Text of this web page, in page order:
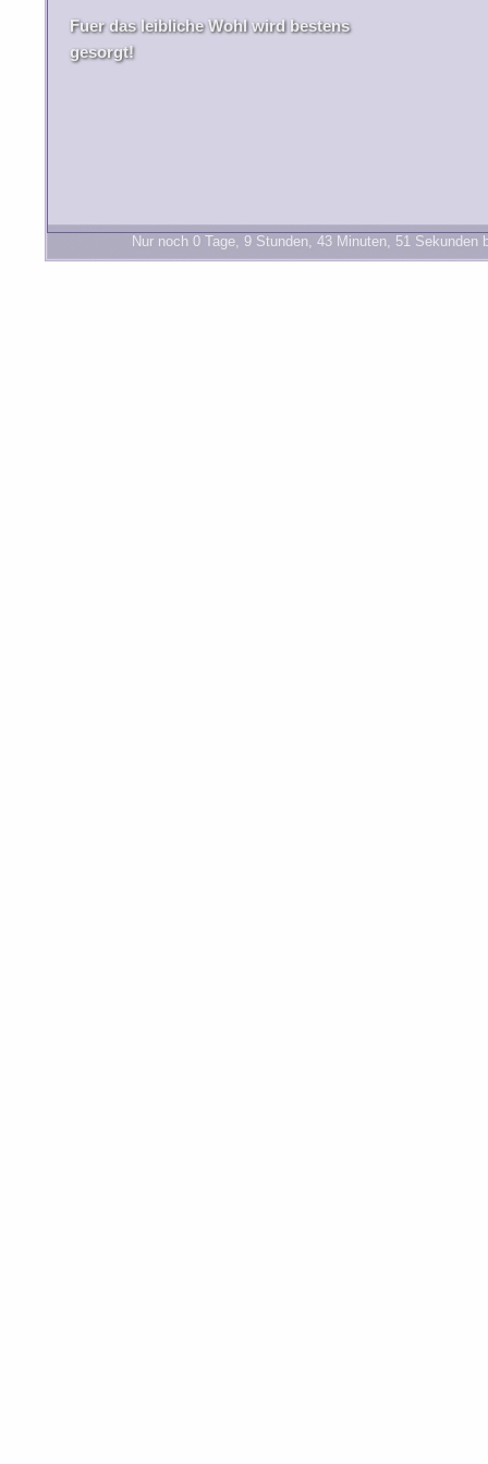
Fuer das leibliche Wohl wird bestens
gesorgt!
Nur noch 0 Tage, 9 Stunden, 43 Minuten, 50 Sekunden